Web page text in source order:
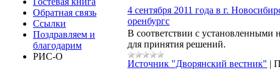
Обратная связь
Ссылки
Поздравляем и
благодарим
РИС-О
4 сентября 2011 года в г.
оренбургс
В соответствии с установленными
для принятия решений.
Источник "Дворянский вестник" |